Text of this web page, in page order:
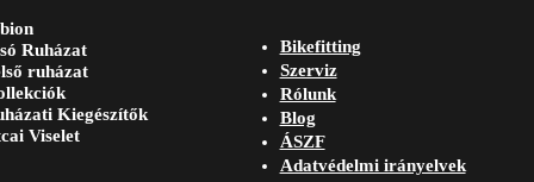
Ruházat
ruházat
Kiegészítők
Viselet
Bikefitting
Szerviz
Rólunk
Blog
ÁSZF
Adatvédelmi irányelvek